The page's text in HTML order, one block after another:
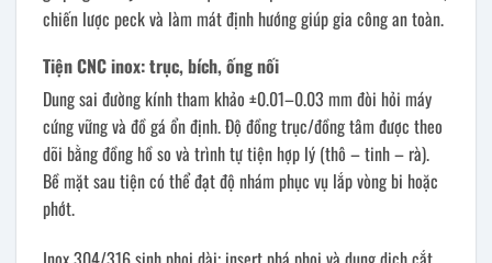
chiến lược peck và làm mát định hướng giúp gia công an toàn.
Tiện CNC inox: trục, bích, ống nối
Dung sai đường kính tham khảo ±0.01–0.03 mm đòi hỏi máy
cứng vững và đồ gá ổn định. Độ đồng trục/đồng tâm được theo
dõi bằng đồng hồ so và trình tự tiện hợp lý (thô – tinh – rà).
Bề mặt sau tiện có thể đạt độ nhám phục vụ lắp vòng bi hoặc
phớt.